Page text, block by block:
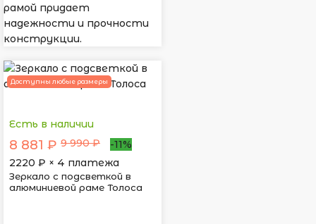
рамой придает
надежности и прочности
конструкции.
Доступны любые размеры
Есть в наличии
8 881 ₽ 9 990 ₽
-11%
2220 ₽ × 4 платежа
Зеркало с подсветкой в
алюминиевой раме Толоса